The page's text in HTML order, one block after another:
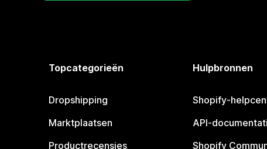
Topcategorieën
Dropshipping
Marktplaatsen
Productrecensies
Hulpbronnen
Shopify-
API-
Shopify